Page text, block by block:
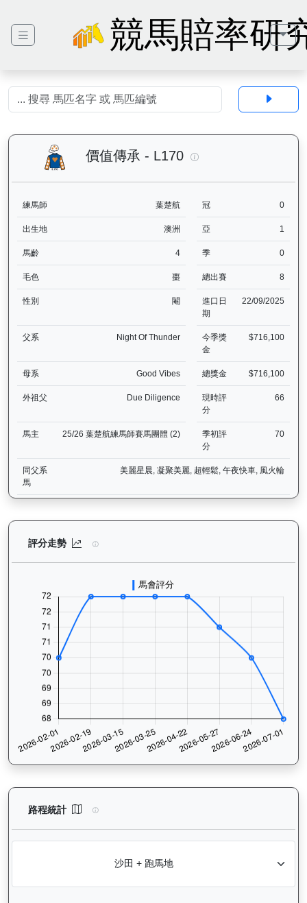
競馬賠率研
價值傳承 - L170
練馬師 葉楚航 冠 0
出生地 澳洲 亞 1
馬齡 4 季 0
毛色 棗 總出賽 8
性別 閹
進口日
期
22/09/2025
父系 Night Of Thunder
今季獎
金
$716,100
母系 Good Vibes 總獎金 $716,100
外祖父 Due Diligence
現時評
分
66
馬主 25/26 葉楚航練馬師賽馬團體 (2)
季初評
分
70
同父系
馬
美麗星晨, 凝聚美麗, 超輕鬆, 午夜快車, 風火輪
評分走勢 價值傳承（L170）— 評分走勢圖表：追蹤香
路程統計 價值傳承（L170）— 路程統計分析：查看香港